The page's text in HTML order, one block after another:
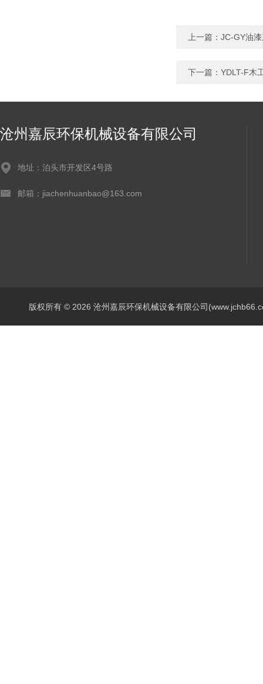
上一篇： JC-GY油
下一篇： YDLT-F木
沧州嘉辰环保机械设备有限公司
地址：泊头市开发区4号路
邮箱：jiachenhuanbao@163.com
版权所有 © 2026 沧州嘉辰环保机械设备有限公司